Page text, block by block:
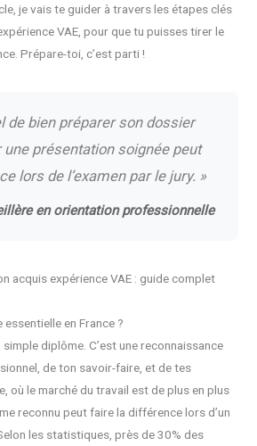
je vais te guider à travers les étapes clés
VAE, pour que tu puisses tirer le
Prépare-toi, c’est parti !
de bien préparer son dossier
une présentation soignée peut
lors de l’examen par le jury. »
en orientation professionnelle
acquis expérience VAE : guide complet
en France ?
simple diplôme. C’est une reconnaissance
de ton savoir-faire, et de tes
où le marché du travail est de plus en plus
reconnu peut faire la différence lors d’un
les statistiques, près de 30% des